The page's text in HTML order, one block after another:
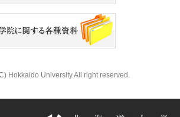
Hokkaido University All right reserved.